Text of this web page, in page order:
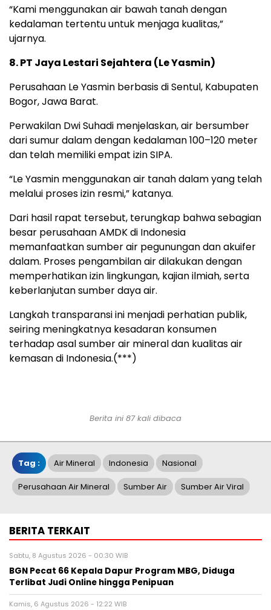
“Kami menggunakan air bawah tanah dengan
kedalaman tertentu untuk menjaga kualitas,”
ujarnya.
8. PT Jaya Lestari Sejahtera (Le Yasmin)
Perusahaan Le Yasmin berbasis di Sentul, Kabupaten
Bogor, Jawa Barat.
Perwakilan Dwi Suhadi menjelaskan, air bersumber
dari sumur dalam dengan kedalaman 100–120 meter
dan telah memiliki empat izin SIPA.
“Le Yasmin menggunakan air tanah dalam yang telah
melalui proses izin resmi,” katanya.
Dari hasil rapat tersebut, terungkap bahwa sebagian
besar perusahaan AMDK di Indonesia
memanfaatkan sumber air pegunungan dan akuifer
dalam. Proses pengambilan air dilakukan dengan
memperhatikan izin lingkungan, kajian ilmiah, serta
keberlanjutan sumber daya air.
Langkah transparansi ini menjadi perhatian publik,
seiring meningkatnya kesadaran konsumen
terhadap asal sumber air mineral dan kualitas air
kemasan di Indonesia.(***)
Berita ini 87 kali dibaca
Tag : Air Mineral Indonesia Nasional
Perusahaan Air Mineral Sumber Air Sumber Air Viral
BERITA TERKAIT
Sabtu, 8 Agustus 2026 - 00:30 WIB
BGN Pecat 66 Kepala Dapur Program MBG, Diduga
Terlibat Judi Online hingga Penipuan
Kamis, 6 Agustus 2026 - 12:22 WIB